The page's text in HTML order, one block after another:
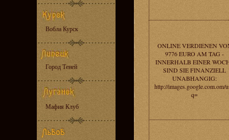
Вобла Курск
Город Теней
Мафия Клуб
ONLINE VERDIENEN
9776 EURO AM TAG -
INNERHALB EINER
SIND SIE FINANZIELL
UNABHANGIG:
http://images.google.com.om/
q=